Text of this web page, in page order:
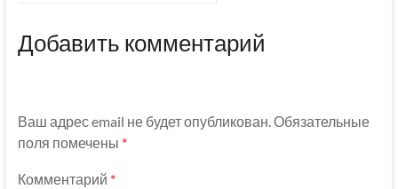
Добавить комментарий
Ваш адрес email не будет опубликован. Обязательные
поля помечены *
Комментарий *